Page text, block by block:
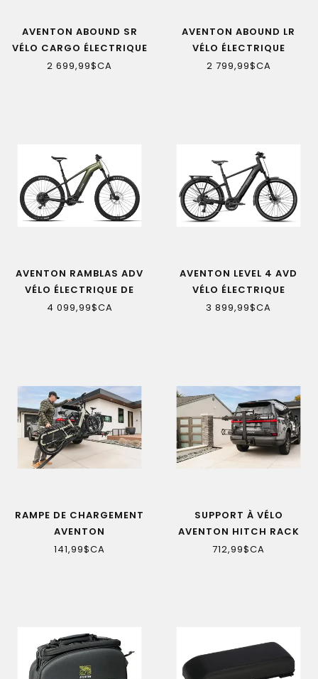
AVENTON ABOUND SR
VÉLO CARGO ÉLECTRIQUE
2 699,99$CA
AVENTON ABOUND LR
VÉLO ÉLECTRIQUE
2 799,99$CA
AVENTON RAMBLAS ADV
VÉLO ÉLECTRIQUE DE
MONTAGNE
4 099,99$CA
AVENTON LEVEL 4 AVD
VÉLO ÉLECTRIQUE
3 899,99$CA
RAMPE DE CHARGEMENT
AVENTON
141,99$CA
SUPPORT À VÉLO
AVENTON HITCH RACK
PRO
712,99$CA